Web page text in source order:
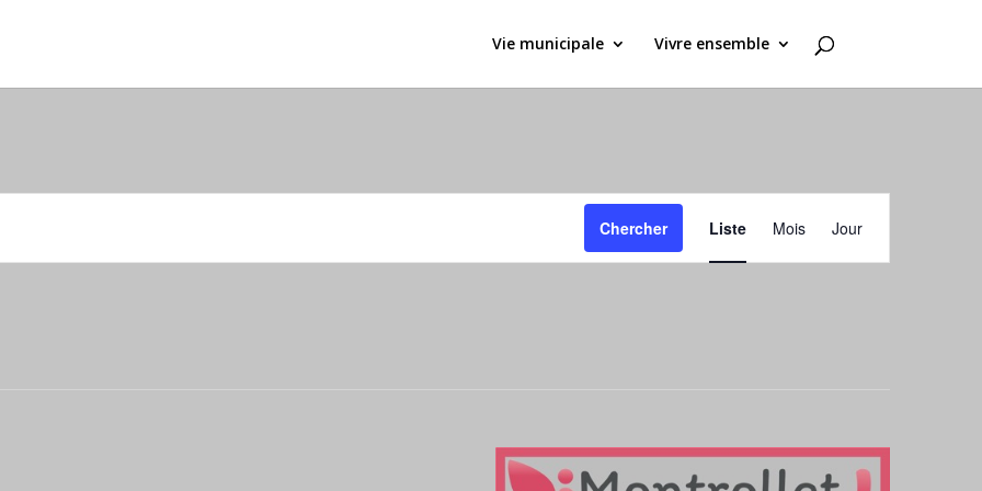
Vie municipale Vivre ensemble
Chercher
Navigation
de
vues
Liste Mois Jour